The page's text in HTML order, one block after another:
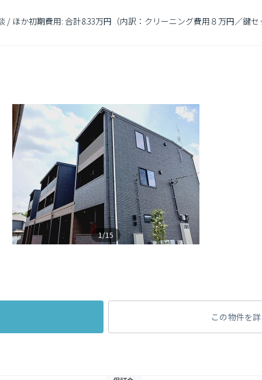
/ ほか初期費用: 合計8.33万円（内訳：クリーニング費用８万円／鍵
1/15
この物件を